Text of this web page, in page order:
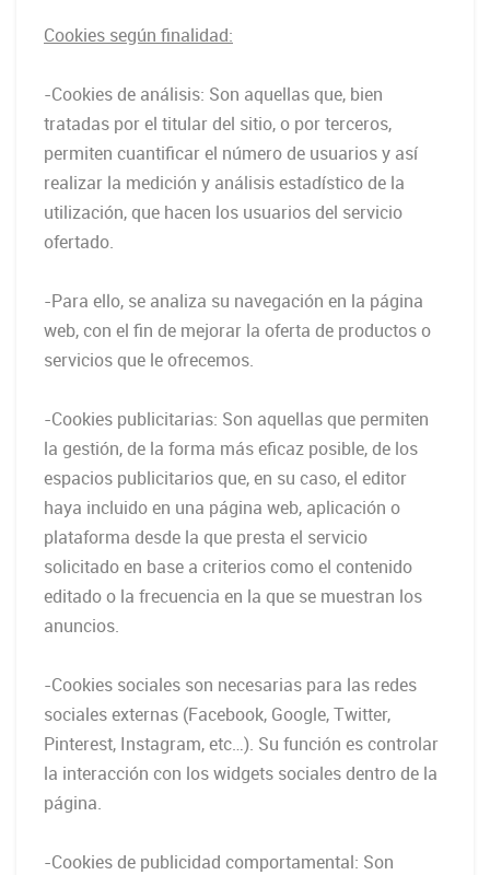
Cookies según finalidad:
-Cookies de análisis: Son aquellas que, bien
tratadas por el titular del sitio, o por terceros,
permiten cuantificar el número de usuarios y así
realizar la medición y análisis estadístico de la
utilización, que hacen los usuarios del servicio
ofertado.
-Para ello, se analiza su navegación en la página
web, con el fin de mejorar la oferta de productos o
servicios que le ofrecemos.
-Cookies publicitarias: Son aquellas que permiten
la gestión, de la forma más eficaz posible, de los
espacios publicitarios que, en su caso, el editor
haya incluido en una página web, aplicación o
plataforma desde la que presta el servicio
solicitado en base a criterios como el contenido
editado o la frecuencia en la que se muestran los
anuncios.
-Cookies sociales son necesarias para las redes
sociales externas (Facebook, Google, Twitter,
Pinterest, Instagram, etc…). Su función es controlar
la interacción con los widgets sociales dentro de la
página.
-Cookies de publicidad comportamental: Son